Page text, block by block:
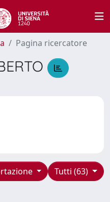
Pagina ricercatore
Tutti (63)